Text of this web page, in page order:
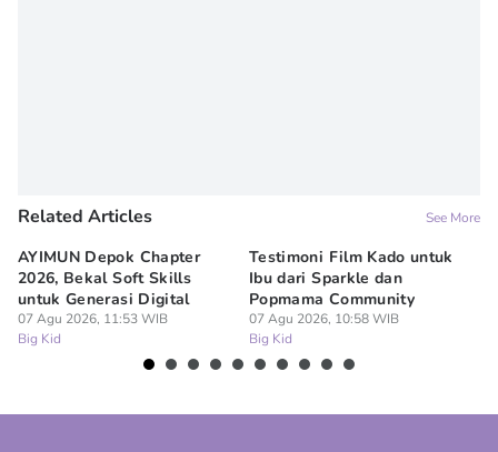
Related Articles See More
AYIMUN Depok Chapter
2026, Bekal Soft Skills
untuk Generasi Digital
07 Agu 2026, 11:53 WIB
Big Kid
Testimoni Film Kado untuk
Ibu dari Sparkle dan
Popmama Community
07 Agu 2026, 10:58 WIB
Big Kid